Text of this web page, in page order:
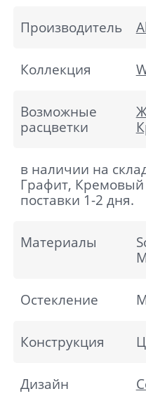
Производитель
Коллекция
Возможные
расцветки
в наличии на
Графит, Кремовый
поставки 1-2 дня.
Материалы
Остекление
Конструкция
Дизайн